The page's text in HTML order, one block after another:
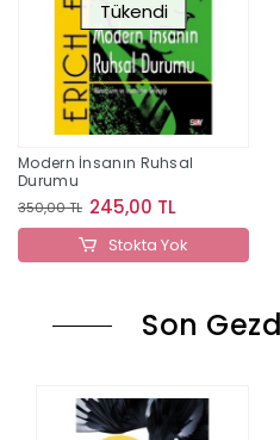
Tükendi
Modern İnsanın Ruhsal
Durumu
350,00 TL 245,00 TL
Stokta Yok
Son